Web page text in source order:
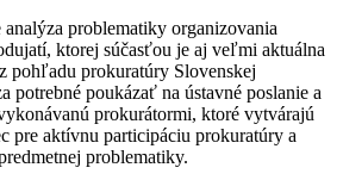
problematiky organizovania
ktorej súčasťou je aj veľmi aktuálna
pohľadu prokuratúry Slovenskej
potrebné poukázať na ústavné poslanie a
prokurátormi, ktoré vytvárajú
pre aktívnu participáciu prokuratúry a
problematiky.